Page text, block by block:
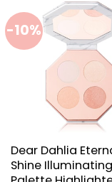
-10%
Dear Dahlia
Shine Illuminating